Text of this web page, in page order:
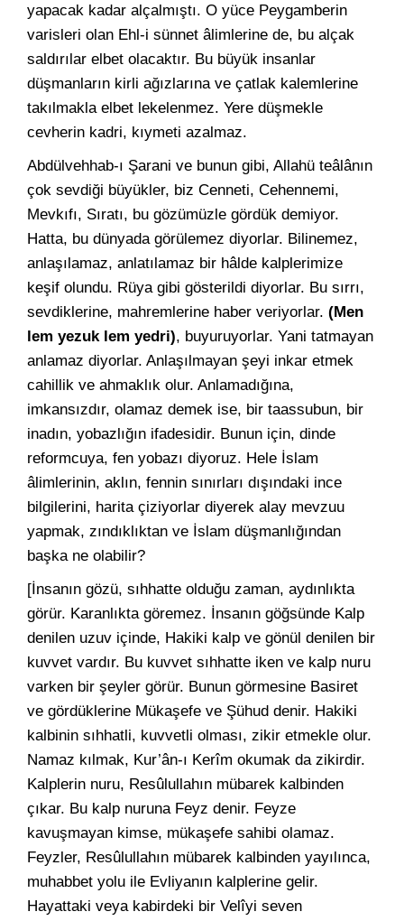
yapacak kadar alçalmıştı. O yüce Peygamberin
varisleri olan Ehl-i sünnet âlimlerine de, bu alçak
saldırılar elbet olacaktır. Bu büyük insanlar
düşmanların kirli ağızlarına ve çatlak kalemlerine
takılmakla elbet lekelenmez. Yere düşmekle
cevherin kadri, kıymeti azalmaz.
Abdülvehhab-ı Şarani ve bunun gibi, Allahü teâlânın
çok sevdiği büyükler, biz Cenneti, Cehennemi,
Mevkıfı, Sıratı, bu gözümüzle gördük demiyor.
Hatta, bu dünyada görülemez diyorlar. Bilinemez,
anlaşılamaz, anlatılamaz bir hâlde kalplerimize
keşif olundu. Rüya gibi gösterildi diyorlar. Bu sırrı,
sevdiklerine, mahremlerine haber veriyorlar. (Men
lem yezuk lem yedri), buyuruyorlar. Yani tatmayan
anlamaz diyorlar. Anlaşılmayan şeyi inkar etmek
cahillik ve ahmaklık olur. Anlamadığına,
imkansızdır, olamaz demek ise, bir taassubun, bir
inadın, yobazlığın ifadesidir. Bunun için, dinde
reformcuya, fen yobazı diyoruz. Hele İslam
âlimlerinin, aklın, fennin sınırları dışındaki ince
bilgilerini, harita çiziyorlar diyerek alay mevzuu
yapmak, zındıklıktan ve İslam düşmanlığından
başka ne olabilir?
[İnsanın gözü, sıhhatte olduğu zaman, aydınlıkta
görür. Karanlıkta göremez. İnsanın göğsünde Kalp
denilen uzuv içinde, Hakiki kalp ve gönül denilen bir
kuvvet vardır. Bu kuvvet sıhhatte iken ve kalp nuru
varken bir şeyler görür. Bunun görmesine Basiret
ve gördüklerine Mükaşefe ve Şühud denir. Hakiki
kalbinin sıhhatli, kuvvetli olması, zikir etmekle olur.
Namaz kılmak, Kur’ân-ı Kerîm okumak da zikirdir.
Kalplerin nuru, Resûlullahın mübarek kalbinden
çıkar. Bu kalp nuruna Feyz denir. Feyze
kavuşmayan kimse, mükaşefe sahibi olamaz.
Feyzler, Resûlullahın mübarek kalbinden yayılınca,
muhabbet yolu ile Evliyanın kalplerine gelir.
Hayattaki veya kabirdeki bir Velîyi seven